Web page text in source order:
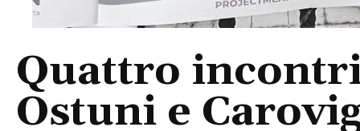
Quattro
Ostuni e